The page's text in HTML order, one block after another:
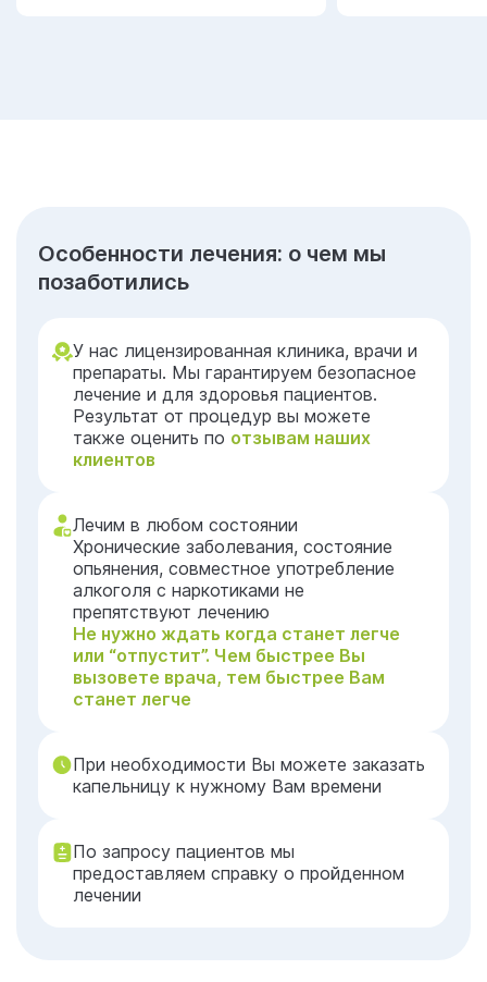
Особенности лечения: о чем мы
позаботились
У нас лицензированная клиника, врачи и
препараты. Мы гарантируем безопасное
лечение и для здоровья пациентов.
Результат от процедур вы можете
также оценить по отзывам наших
клиентов
Лечим в любом состоянии
Хронические заболевания, состояние
опьянения, совместное употребление
алкоголя с наркотиками не
препятствуют лечению
Не нужно ждать когда станет легче
или “отпустит”. Чем быстрее Вы
вызовете врача, тем быстрее Вам
станет легче
При необходимости Вы можете заказать
капельницу к нужному Вам времени
По запросу пациентов мы
предоставляем справку о пройденном
лечении